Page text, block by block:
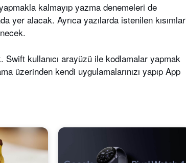
kalmayıp yazma denemeleri de
yer alacak. Ayrıca yazılarda istenilen kısımlar
kullanıcı arayüzü ile kodlamalar yapmak
üzerinden kendi uygulamalarınızı yapıp App